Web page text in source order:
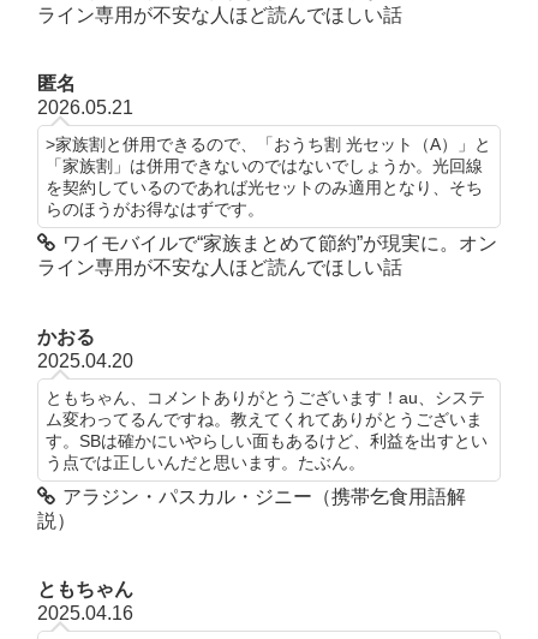
ライン専用が不安な人ほど読んでほしい話
匿名
2026.05.21
>家族割と併用できるので、「おうち割 光セット（A）」と
「家族割」は併用できないのではないでしょうか。光回線
を契約しているのであれば光セットのみ適用となり、そち
らのほうがお得なはずです。
ワイモバイルで“家族まとめて節約”が現実に。オン
ライン専用が不安な人ほど読んでほしい話
かおる
2025.04.20
ともちゃん、コメントありがとうございます！au、システ
ム変わってるんですね。教えてくれてありがとうございま
す。SBは確かにいやらしい面もあるけど、利益を出すとい
う点では正しいんだと思います。たぶん。
アラジン・パスカル・ジニー（携帯乞食用語解
説）
ともちゃん
2025.04.16